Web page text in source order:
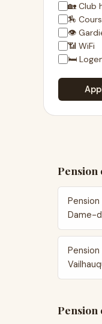
🏡 Club
🏇
👁
📶 WiFi
🛏
Dame-
Pension